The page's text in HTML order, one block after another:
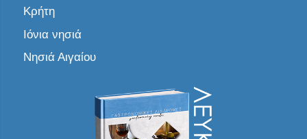
Κρήτη
Ιόνια νησιά
Νησιά Αιγαίου